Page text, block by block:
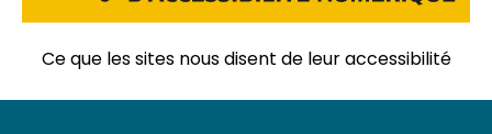
Ce que les sites nous disent de leur accessibilité